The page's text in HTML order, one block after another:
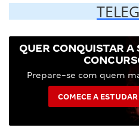
QUER CONQUISTAR A
Prepare-se com quem
COMECE A